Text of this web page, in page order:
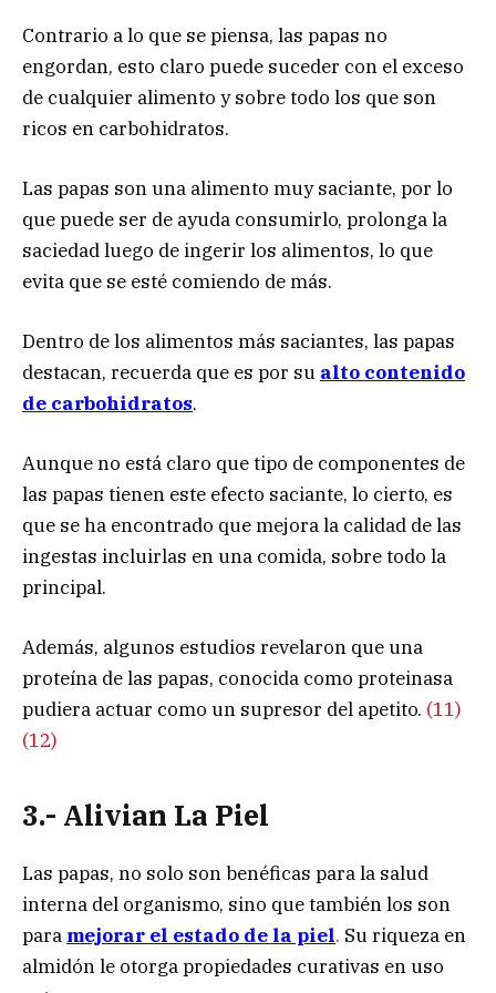
Contrario a lo que se piensa, las papas no
engordan, esto claro puede suceder con el exceso
de cualquier alimento y sobre todo los que son
ricos en carbohidratos.
Las papas son una alimento muy saciante, por lo
que puede ser de ayuda consumirlo, prolonga la
saciedad luego de ingerir los alimentos, lo que
evita que se esté comiendo de más.
Dentro de los alimentos más saciantes, las papas
destacan, recuerda que es por su alto contenido
de carbohidratos.
Aunque no está claro que tipo de componentes de
las papas tienen este efecto saciante, lo cierto, es
que se ha encontrado que mejora la calidad de las
ingestas incluirlas en una comida, sobre todo la
principal.
Además, algunos estudios revelaron que una
proteína de las papas, conocida como proteinasa
pudiera actuar como un supresor del apetito. (11)
(12)
3.- Alivian La Piel
Las papas, no solo son benéficas para la salud
interna del organismo, sino que también los son
para mejorar el estado de la piel. Su riqueza en
almidón le otorga propiedades curativas en uso